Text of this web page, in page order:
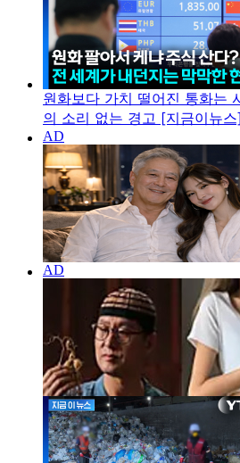
원화보다 가치 떨어진 통화는
의 소리 없는 경고 [지금이뉴스]